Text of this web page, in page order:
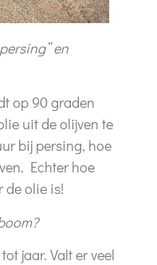
en
op 90 graden
uit de olijven te
bij persing, hoe
Echter hoe
de olie is!
jaar. Valt er veel